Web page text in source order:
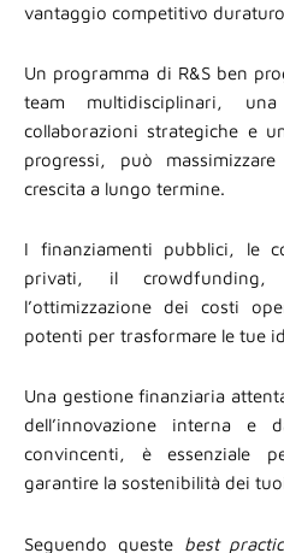
vantaggio competitivo
Un programma di R&S ben
team multidisciplinari, una
collaborazioni strategiche e
progressi, può
crescita a lungo termine.
I finanziamenti pubblici, le
privati, il
l’ottimizzazione dei costi
potenti per trasformare le tue
Una gestione finanziaria
dell’innovazione interna e
convincenti, è essenziale
garantire la sostenibilità dei
Seguendo queste best